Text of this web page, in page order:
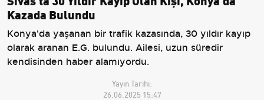
Kazada Bulundu
Konya'da yaşanan bir trafik kazasında, 30 yıldır kayıp
olarak aranan E.G. bulundu. Ailesi, uzun süredir
kendisinden haber alamıyordu.
Yayın Tarihi:
26.06.2025 15:47